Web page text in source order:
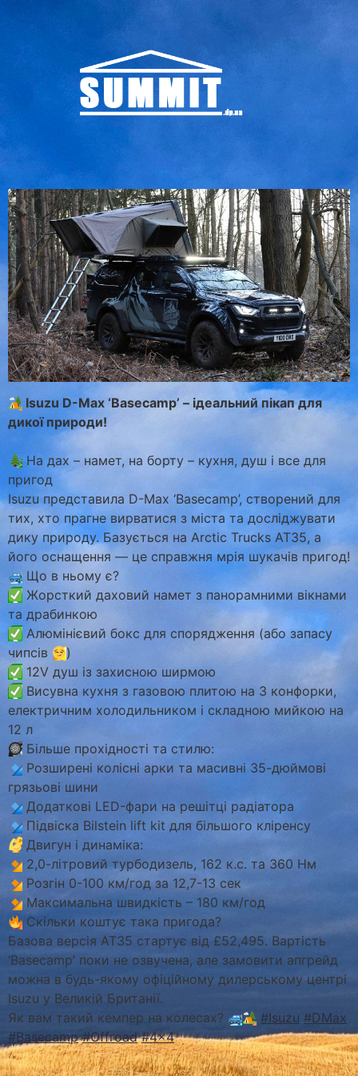
Isuzu D-Max ‘Basecamp’ – ідеальний пікап для
дикої природи!
На дах – намет, на борту – кухня, душ і все для
пригод
Isuzu представила D-Max ‘Basecamp’, створений для
тих, хто прагне вирватися з міста та досліджувати
дику природу. Базується на Arctic Trucks AT35, а
його оснащення — це справжня мрія шукачів пригод!
Що в ньому є?
Жорсткий даховий намет з панорамними вікнами
та драбинкою
Алюмінієвий бокс для спорядження (або запасу
чипсів
)
12V душ із захисною ширмою
Висувна кухня з газовою плитою на 3 конфорки,
електричним холодильником і складною мийкою на
12 л
Більше прохідності та стилю:
Розширені колісні арки та масивні 35-дюймові
грязьові шини
Додаткові LED-фари на решітці радіатора
Підвіска Bilstein lift kit для більшого кліренсу
Двигун і динаміка:
2,0-літровий турбодизель, 162 к.с. та 360 Нм
Розгін 0-100 км/год за 12,7-13 сек
Максимальна швидкість – 180 км/год
Скільки коштує така пригода?
Базова версія AT35 стартує від £52,495. Вартість
‘Basecamp’ поки не озвучена, але замовити апгрейд
можна в будь-якому офіційному дилерському центрі
Isuzu у Великій Британії.
Як вам такий кемпер на колесах?
#Isuzu #DMax
#Basecamp #Offroad #4×4